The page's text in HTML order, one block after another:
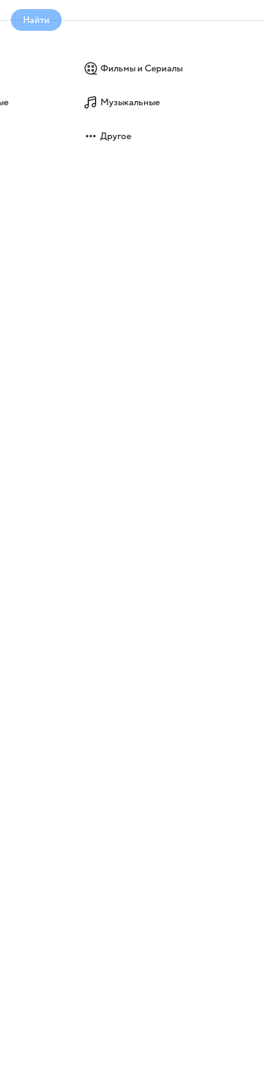
Найти
Фильмы и Сериалы
Музыкальные
Другое